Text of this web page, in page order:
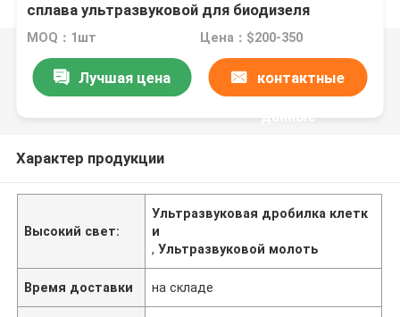
сплава ультразвуковой для биодизеля
MOQ：1шт Цена：$200-350
Лучшая цена контактные
данные
Характер продукции
Высокий свет:
Ультразвуковая дробилка клетк
и
,Ультразвуковой молоть
Время доставки на складе